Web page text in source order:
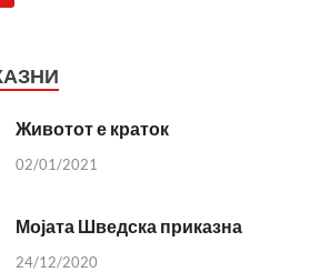
Животот е краток
02/01/2021
Мојата Шведска приказна
24/12/2020